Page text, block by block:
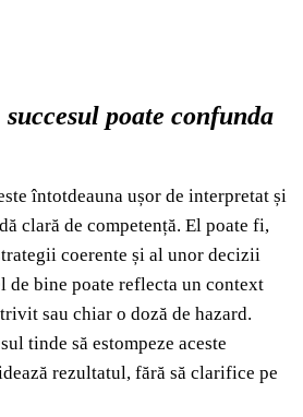
poate confunda
întotdeauna ușor de interpretat și
clară de competență. El poate fi,
coerente și al unor decizii
de bine poate reflecta un context
sau chiar o doză de hazard.
tinde să estompeze aceste
rezultatul, fără să clarifice pe